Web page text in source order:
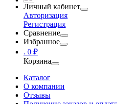
Личный кабинет
Авторизация
Регистрация
Сравнение
Избранное
. 0 ₽
Корзина
Каталог
О компании
Отзывы